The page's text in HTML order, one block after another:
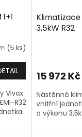
(5 ks)
Vivax
R32
Klimatizace
3,5kW R32
15 972 Kč
Nástěnná
vnitřní
o výkonu